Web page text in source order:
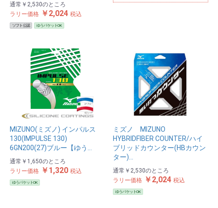
通常 ￥2,530のところ
ラリー価格 ￥2,024 税込
ソフト公認 ゆうパケットOK
MIZUNO(ミズノ) インパルス
130(IMPULSE 130)
6GN200(27)ブルー【ゆう…
通常 ￥1,650のところ
ラリー価格 ￥1,320 税込
ゆうパケットOK
ミズノ MIZUNO
HYBRIDFIBER COUNTER/ハイ
ブリッドカウンター(HBカウン
ター)…
通常 ￥2,530のところ
ラリー価格 ￥2,024 税込
ゆうパケットOK